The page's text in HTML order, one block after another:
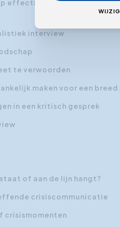
effectief en efficiënt te
interview
te verwoorden
maken voor een
in een kritisch gesprek
of aan de lijn hangt?
crisiscommunicatie
crisismomenten